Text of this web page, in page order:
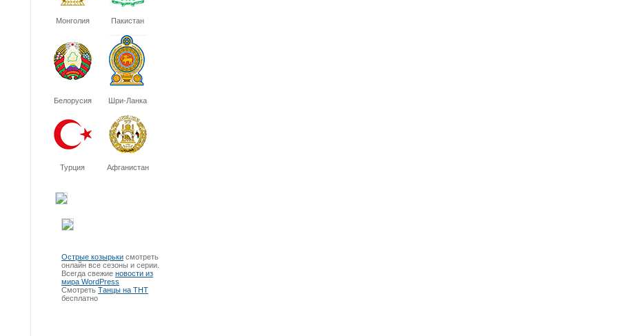
Монголия Пакистан
Белорусия Шри-Ланка
Турция Афганистан
Острые козырьки смотреть
онлайн все сезоны и серии.
Всегда свежие новости из
мира WordPress
Смотреть Танцы на ТНТ
бесплатно